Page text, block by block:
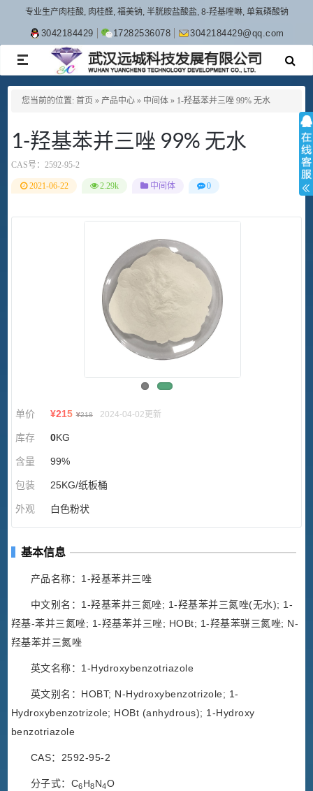
专业生产肉桂酸, 肉桂醛, 福美钠, 半胱胺盐酸盐, 8-羟基喹啉, 单氟磷酸钠
3042184429 17282536078 3042184429@qq.com
TOGGLE
NAVIGATION
您当前的位置: 首页 » 产品中心 » 中间体 » 1-羟基苯并三唑 99% 无水
1-羟基苯并三唑 99% 无水
CAS号： 2592-95-2
2021-06-22 2.29k 中间体 0
单价 ¥215 ¥218 2024-04-02更新
库存 0KG
含量 99%
包装 25KG/纸板桶
外观 白色粉状
基本信息
产品名称：1-羟基苯并三唑
中文别名：1-羟基苯并三氮唑; 1-羟基苯并三氮唑(无水); 1-
羟基-苯并三氮唑; 1-羟基苯并三唑; HOBt; 1-羟基苯骈三氮唑; N-
羟基苯并三氮唑
英文名称：1-Hydroxybenzotriazole
英文别名：HOBT; N-Hydroxybenzotrizole; 1-
Hydroxybenzotrizole; HOBt (anhydrous); 1-Hydroxy
benzotriazole
CAS：2592-95-2
分子式：C6H8N4O